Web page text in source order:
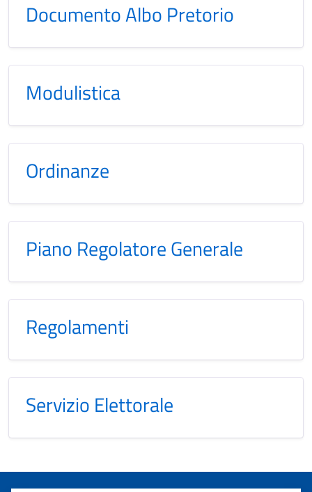
Documento Albo Pretorio
Modulistica
Ordinanze
Piano Regolatore Generale
Regolamenti
Servizio Elettorale